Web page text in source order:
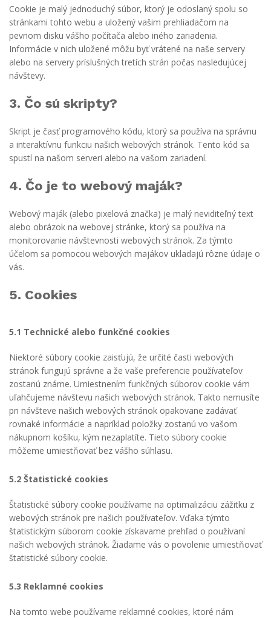
Cookie je malý jednoduchý súbor, ktorý je odoslaný spolu so
stránkami tohto webu a uložený vašim prehliadačom na
pevnom disku vášho počítača alebo iného zariadenia.
Informácie v nich uložené môžu byť vrátené na naše servery
alebo na servery príslušných tretích strán počas nasledujúcej
návštevy.
3. Čo sú skripty?
Skript je časť programového kódu, ktorý sa používa na správnu
a interaktívnu funkciu našich webových stránok. Tento kód sa
spustí na našom serveri alebo na vašom zariadení.
4. Čo je to webový maják?
Webový maják (alebo pixelová značka) je malý neviditeľný text
alebo obrázok na webovej stránke, ktorý sa používa na
monitorovanie návštevnosti webových stránok. Za týmto
účelom sa pomocou webových majákov ukladajú rôzne údaje o
vás.
5. Cookies
5.1 Technické alebo funkčné cookies
Niektoré súbory cookie zaisťujú, že určité časti webových
stránok fungujú správne a že vaše preferencie používateľov
zostanú známe. Umiestnením funkčných súborov cookie vám
uľahčujeme návštevu našich webových stránok. Takto nemusíte
pri návšteve našich webových stránok opakovane zadávať
rovnaké informácie a napríklad položky zostanú vo vašom
nákupnom košíku, kým nezaplatíte. Tieto súbory cookie
môžeme umiestňovať bez vášho súhlasu.
5.2 Štatistické cookies
Štatistické súbory cookie používame na optimalizáciu zážitku z
webových stránok pre našich používateľov. Vďaka týmto
štatistickým súborom cookie získavame prehľad o používaní
našich webových stránok. Žiadame vás o povolenie umiestňovať
štatistické súbory cookie.
5.3 Reklamné cookies
Na tomto webe používame reklamné cookies, ktoré nám